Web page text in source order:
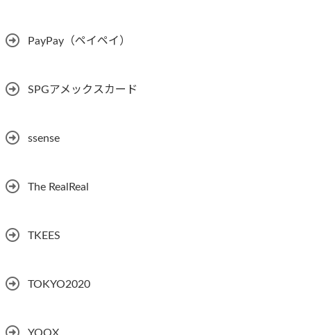
PayPay（ペイペイ）
SPGアメックスカード
ssense
The RealReal
TKEES
TOKYO2020